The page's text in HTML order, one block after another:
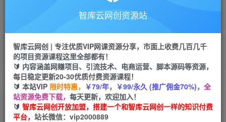
会员专属推广链接
网赚网创 项目
365天稳定跟新
APP下载
GO
首页 创业课程 会员免费 正文
宝哥美团圈圈收益20W+玩法大揭秘（图文教程）
智库云网创资源站
智库云网创 | 专注优质VIP网课资源分享，市面上收费几百几千
的项目资源课程这里全部都有！
🔰 内容涵盖网赚项目、引流技术、电商运营、脚本源码等资源，
每日稳定更新20-30优质付费资源课程！
🔰 本站VIP 限时特惠， ￥79/年，￥99/永久 (推广佣金70%)， 全
站资源免费下载， 每天更新，欢迎加入！
🔰 智库云网创开放加盟，搭建一个和智库云网创一样的知识付费
平台， 站长微信：vip2000889